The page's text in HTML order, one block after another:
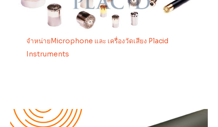
จำหน่ายMicrophone และ เครื่องวัดเสียง Placid
Instruments